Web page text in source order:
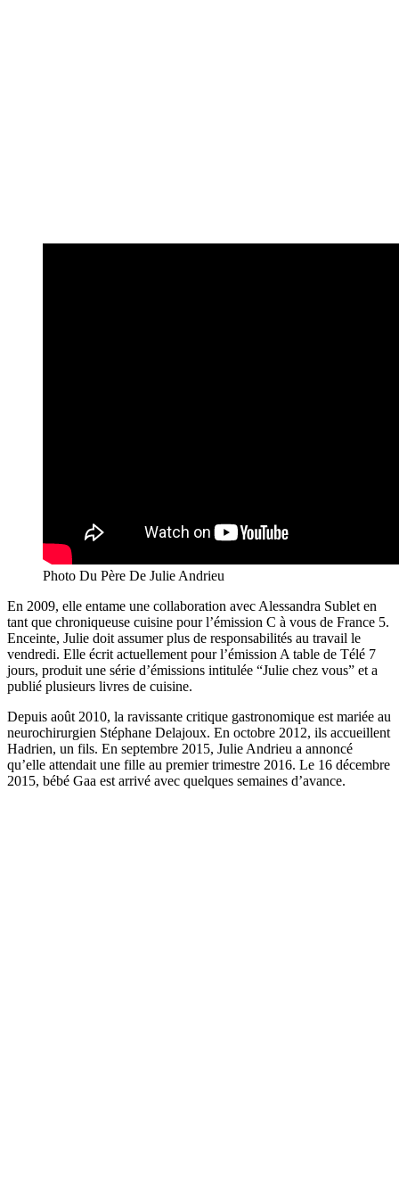
Photo Du Père De Julie Andrieu
En 2009, elle entame une collaboration avec Alessandra Sublet en
tant que chroniqueuse cuisine pour l’émission C à vous de France 5.
Enceinte, Julie doit assumer plus de responsabilités au travail le
vendredi. Elle écrit actuellement pour l’émission A table de Télé 7
jours, produit une série d’émissions intitulée “Julie chez vous” et a
publié plusieurs livres de cuisine.
Depuis août 2010, la ravissante critique gastronomique est mariée au
neurochirurgien Stéphane Delajoux. En octobre 2012, ils accueillent
Hadrien, un fils. En septembre 2015, Julie Andrieu a annoncé
qu’elle attendait une fille au premier trimestre 2016. Le 16 décembre
2015, bébé Gaa est arrivé avec quelques semaines d’avance.